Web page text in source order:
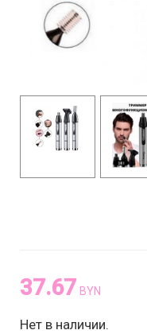
37.67 BYN
Нет в наличии.